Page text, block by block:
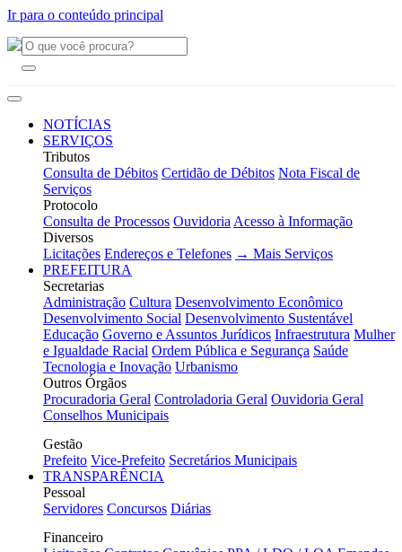
Ir para o conteúdo principal
NOTÍCIAS
SERVIÇOS
Tributos
Consulta de Débitos Certidão de Débitos Nota Fiscal de
Serviços
Protocolo
Consulta de Processos Ouvidoria Acesso à Informação
Diversos
Licitações Endereços e Telefones → Mais Serviços
PREFEITURA
Secretarias
Administração Cultura Desenvolvimento Econômico
Desenvolvimento Social Desenvolvimento Sustentável
Educação Governo e Assuntos Jurídicos Infraestrutura Mulher
e Igualdade Racial Ordem Pública e Segurança Saúde
Tecnologia e Inovação Urbanismo
Outros Órgãos
Procuradoria Geral Controladoria Geral Ouvidoria Geral
Conselhos Municipais
Gestão
Prefeito Vice-Prefeito Secretários Municipais
TRANSPARÊNCIA
Pessoal
Servidores Concursos Diárias
Financeiro